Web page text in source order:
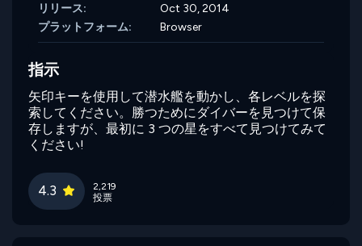
リリース:
Oct 30, 2014
プラットフォーム:
Browser
指示
矢印キーを使用して潜水艦を動かし、各レベルを探
索してください。勝つためにダイバーを見つけて保
存しますが、最初に 3 つの星をすべて見つけてみて
ください!
4.3
2,219
投票